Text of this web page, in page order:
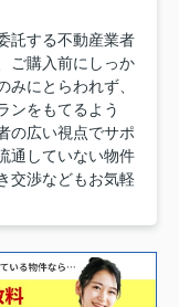
託する不動産業者
ご購入前にしっか
みにとらわれず、
ンをもてるよう
の広い視点でサポ
通していない物件
交渉などもお気軽